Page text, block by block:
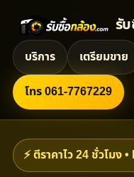
รั
บริการ เตรียมขาย
โทร 061-7767229
⚡ ตีราคาไว 24 ชั่วโมง